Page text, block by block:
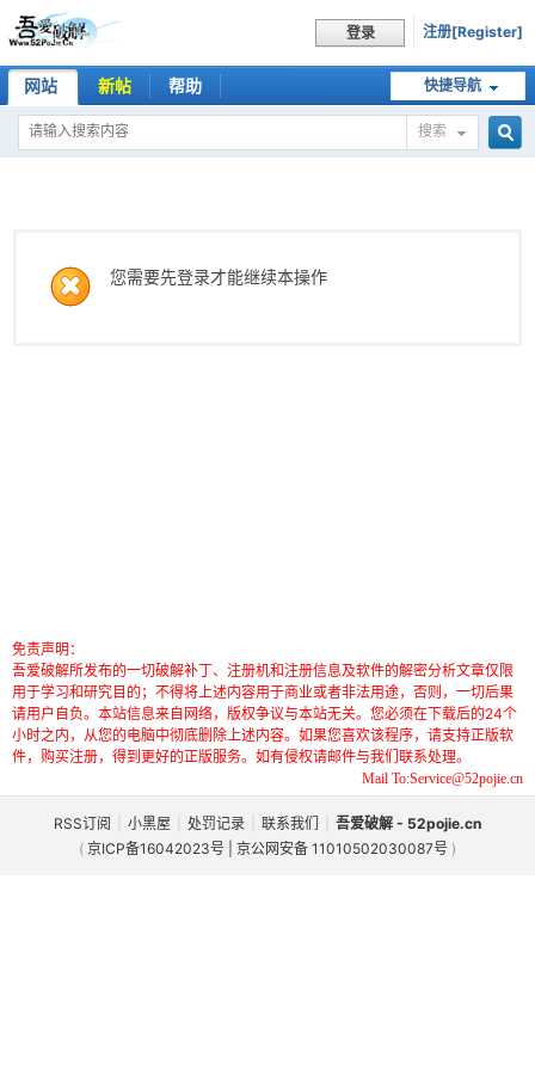
登录 注册[Register]
快捷导航
网站 新帖 帮助
搜索
您需要先登录才能继续本操作
免责声明：
吾爱破解所发布的一切破解补丁、注册机和注册信息及软件的解密分析文章仅限
用于学习和研究目的；不得将上述内容用于商业或者非法用途，否则，一切后果
请用户自负。本站信息来自网络，版权争议与本站无关。您必须在下载后的24个
小时之内，从您的电脑中彻底删除上述内容。如果您喜欢该程序，请支持正版软
件，购买注册，得到更好的正版服务。如有侵权请邮件与我们联系处理。
Mail To:Service@52pojie.cn
RSS订阅 小黑屋 处罚记录 联系我们
吾爱破解 - 52pojie.cn
( 京ICP备16042023号 | 京公网安备 11010502030087号 )